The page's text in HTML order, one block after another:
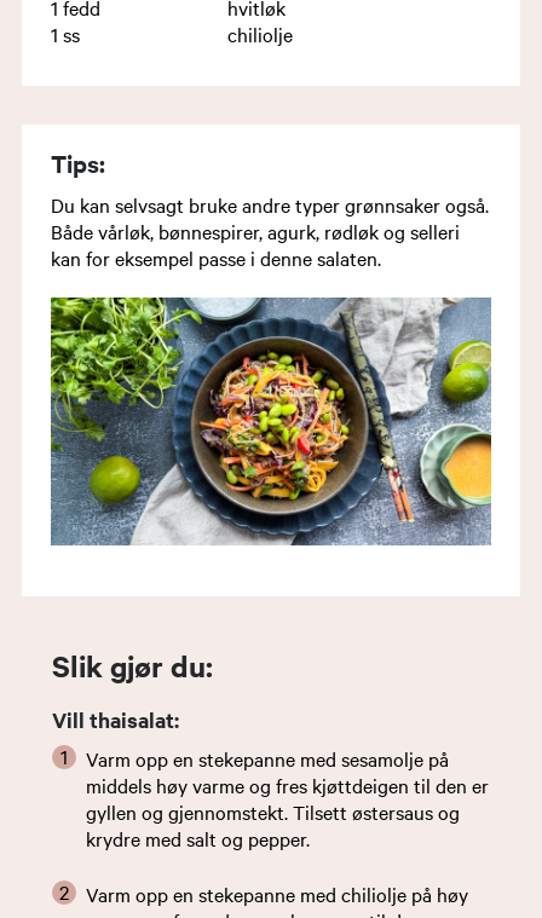
1 fedd
hvitløk
1 ss chiliolje
Tips:
Du kan selvsagt bruke andre typer grønnsaker også.
Både vårløk, bønnespirer, agurk, rødløk og selleri
kan for eksempel passe i denne salaten.
Slik gjør du:
Vill thaisalat:
Varm opp en stekepanne med sesamolje på
middels høy varme og fres kjøttdeigen til den er
gyllen og gjennomstekt. Tilsett østersaus og
krydre med salt og pepper.
Varm opp en stekepanne med chiliolje på høy